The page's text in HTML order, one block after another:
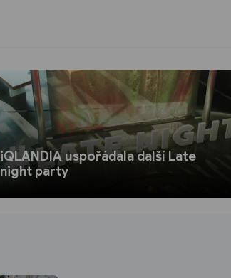
iQLANDIA uspořádala další Late
night party